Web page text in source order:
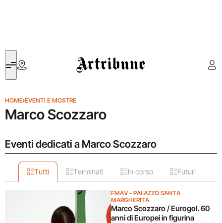
Artribune
HOME›EVENTI E MOSTRE
Marco Scozzaro
Eventi dedicati a Marco Scozzaro
Tutti Terminati In corso Futuri
FMAV - PALAZZO SANTA
MARGHERITA
Marco Scozzaro / Eurogol. 60
anni di Europei in figurina